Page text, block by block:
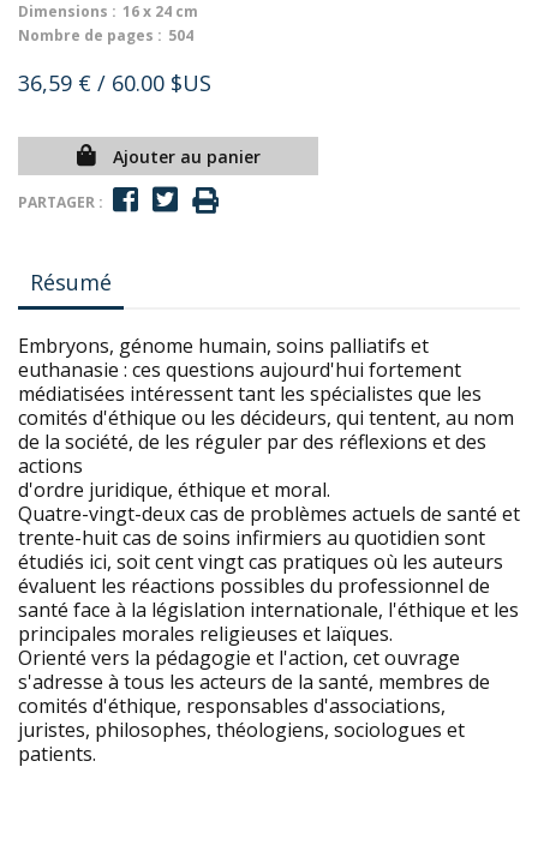
Dimensions : 16 x 24 cm
Nombre de pages : 504
36,59 € / 60.00 $US
Ajouter au panier
PARTAGER :
Résumé
Embryons, génome humain, soins palliatifs et
euthanasie : ces questions aujourd'hui fortement
médiatisées intéressent tant les spécialistes que les
comités d'éthique ou les décideurs, qui tentent, au nom
de la société, de les réguler par des réflexions et des
actions
d'ordre juridique, éthique et moral.
Quatre-vingt-deux cas de problèmes actuels de santé et
trente-huit cas de soins infirmiers au quotidien sont
étudiés ici, soit cent vingt cas pratiques où les auteurs
évaluent les réactions possibles du professionnel de
santé face à la législation internationale, l'éthique et les
principales morales religieuses et laïques.
Orienté vers la pédagogie et l'action, cet ouvrage
s'adresse à tous les acteurs de la santé, membres de
comités d'éthique, responsables d'associations,
juristes, philosophes, théologiens, sociologues et
patients.